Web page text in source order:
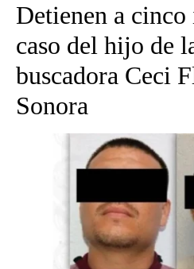
Detienen a
caso del hijo de
buscadora Ceci
Sonora